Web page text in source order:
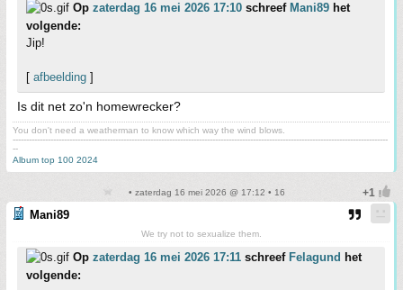
Op zaterdag 16 mei 2026 17:10 schreef Mani89 het
volgende:
Jip!
[ afbeelding ]
Is dit net zo'n homewrecker?
You don't need a weatherman to know which way the wind blows.
-------------------------------------------------------------------------------------------------------------------------------------------
--
Album top 100 2024
• zaterdag 16 mei 2026 @ 17:12 • 16
Mani89
We try not to sexualize them.
Op zaterdag 16 mei 2026 17:11 schreef Felagund het
volgende: